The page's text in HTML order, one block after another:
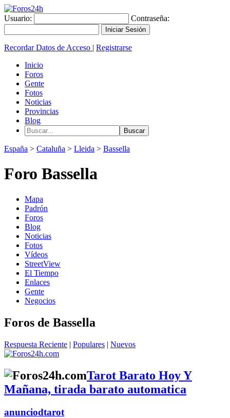
Usuario: Contraseña:
Recordar Datos de Acceso | Registrarse
Inicio
Foros
Gente
Fotos
Noticias
Provincias
Blog
España > Cataluña > Lleida > Bassella
Foro Bassella
Mapa
Padrón
Foros
Blog
Noticias
Fotos
Vídeos
StreetView
El Tiempo
Enlaces
Gente
Negocios
Foros de Bassella
Respuesta Reciente | Populares | Nuevos
Tarot Barato Hoy Y
Mañana, tirada barato automatica
anunciodtarot